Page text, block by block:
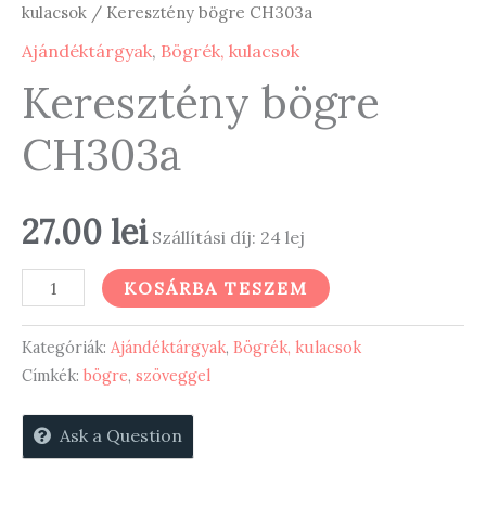
kulacsok / Keresztény bögre CH303a
Ajándéktárgyak, Bögrék, kulacsok
Keresztény bögre
CH303a
27.00 lei Szállítási díj: 24 lej
Keresztény
CH303a
mennyiség
KOSÁRBA TESZEM
Kategóriák: Ajándéktárgyak, Bögrék, kulacsok
Címkék:bögre, szöveggel
Ask a Question